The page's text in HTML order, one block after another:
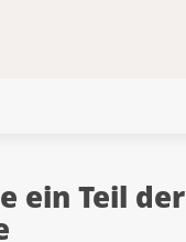
ein Teil der